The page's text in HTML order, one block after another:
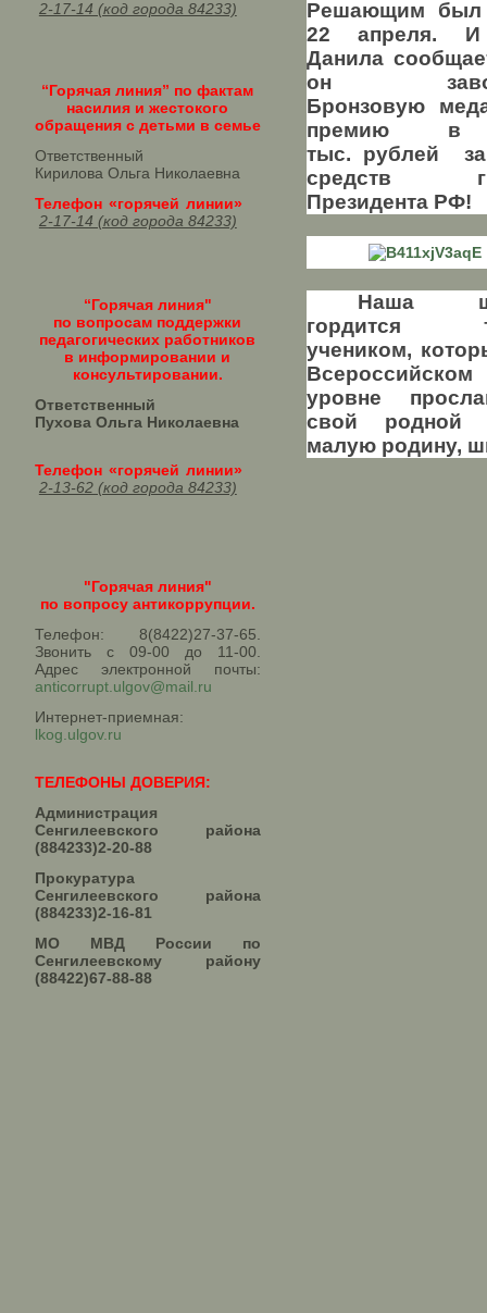
2-17-14 (код города 84233)
“Горячая линия” по фактам
насилия и жестокого
обращения с детьми в семье
Ответственный
Кирилова Ольга Николаевна
Телефон «горячей линии»
2-17-14 (код города 84233)
“Горячая линия"
по вопросам поддержки
педагогических работников
в информировании и
консультировании.
Ответственный
Пухова Ольга Николаевна
Телефон «горячей линии»
2-13-62 (код города 84233)
"Горячая линия"
по вопросу антикоррупции.
Телефон: 8(8422)27-37-65.
Звонить с 09-00 до 11-00.
Адрес электронной почты:
anticorrupt.ulgov@mail.ru
Интернет-приемная:
lkog.ulgov.ru
ТЕЛЕФОНЫ ДОВЕРИЯ:
Администрация
Сенгилеевского района
(884233)2-20-88
Прокуратура
Сенгилеевского района
(884233)2-16-81
МО МВД России по
Сенгилеевскому району
(88422)67-88-88
Решающим был
22 апреля.
Данила
он
Бронзовую
премию
тыс. рублей
средств
Президента РФ!
Наша
гордится
учеником,
Всероссийском
уровне
свой родной
малую родину,